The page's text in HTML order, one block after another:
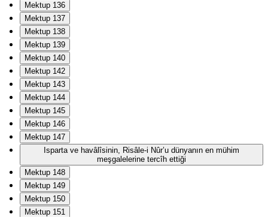
Mektup 136
Mektup 137
Mektup 138
Mektup 139
Mektup 140
Mektup 142
Mektup 143
Mektup 144
Mektup 145
Mektup 146
Mektup 147
Isparta ve havâlîsinin, Risâle-i Nûr’u dünyanın en mühim
meşgalelerine tercîh ettiği
Mektup 148
Mektup 149
Mektup 150
Mektup 151